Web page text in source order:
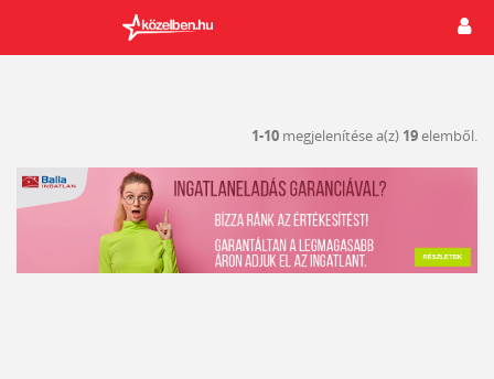
1-10 megjelenítése a(z) 19elemből.